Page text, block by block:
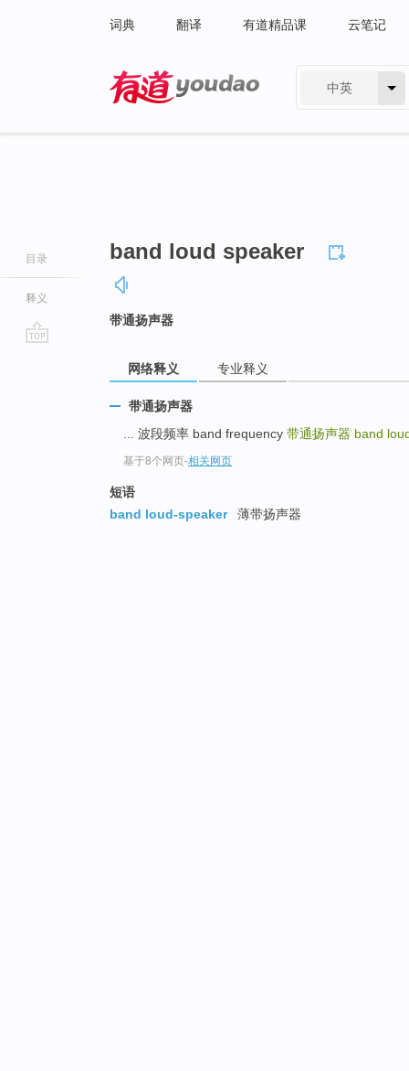
词典 翻译 有道精品课 云笔记
中英
目录
释义
band loud speaker
带通扬声器
网络释义 专业释义
带通扬声器
... 波段频率 band frequency 带通扬声器 band
基于8个网页-相关网页
短语
band loud-speaker
薄带扬声器